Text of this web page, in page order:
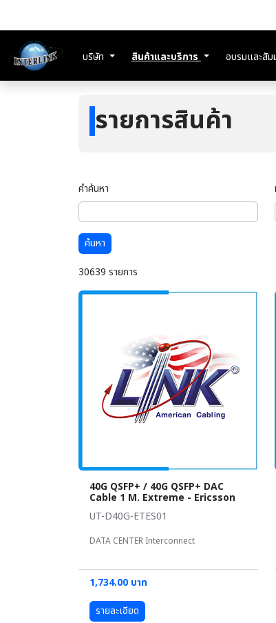
บริษัท สินค้าและบริการ อบรมและสัม
รายการสินค้า
คำค้นหา
ค้นหา
30639 รายการ
40G QSFP+ / 40G QSFP+ DAC
Cable 1 M. Extreme - Ericsson
UT-D40G-ETES01
DATA CENTER Interconnect
1,734.00 บาท
รายละเอียด